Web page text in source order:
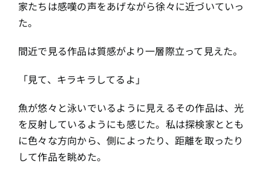
家たちは感嘆の声をあげながら徐々に近づいていっ
た。
間近で見る作品は質感がより一層際立って見えた。
「見て、キラキラしてるよ」
魚が悠々と泳いでいるように見えるその作品は、光
を反射しているようにも感じた。私は探検家ととも
に色々な方向から、側によったり、距離を取ったり
して作品を眺めた。